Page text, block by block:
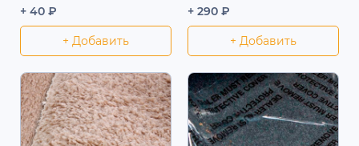
+ 40 ₽
+ Добавить
+ 290 ₽
+ Добавить